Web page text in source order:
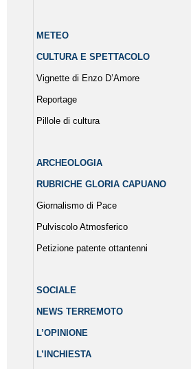
METEO
CULTURA E SPETTACOLO
Vignette di Enzo D’Amore
Reportage
Pillole di cultura
ARCHEOLOGIA
RUBRICHE GLORIA CAPUANO
Giornalismo di Pace
Pulviscolo Atmosferico
Petizione patente ottantenni
SOCIALE
NEWS TERREMOTO
L’OPINIONE
L’INCHIESTA